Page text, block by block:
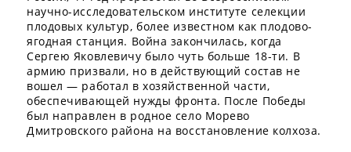
научно-исследовательском институте селекции
плодовых культур, более известном как плодово-
ягодная станция. Война закончилась, когда
Сергею Яковлевичу было чуть больше 18-ти. В
армию призвали, но в действующий состав не
вошел — работал в хозяйственной части,
обеспечивающей нужды фронта. После Победы
был направлен в родное село Морево
Дмитровского района на восстановление колхоза.